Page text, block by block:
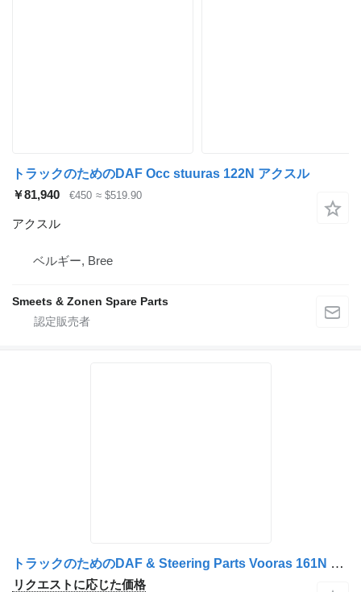
トラックのためのDAF Occ stuuras 122N アクスル
￥81,940
€450 ≈ $519.90
アクスル
ベルギー, Bree
Smeets & Zonen Spare Parts
トラックのためのDAF & Steering Parts Vooras 161N 1897819 アクスル
リクエストに応じた価格